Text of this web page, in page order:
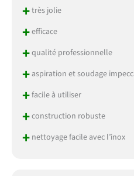
+très jolie
+efficace
+qualité professionnelle
+aspiration et soudage
+facile à utiliser
+construction robuste
+nettoyage facile avec l’inox